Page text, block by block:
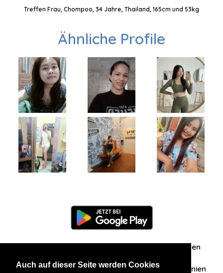
Auch auf dieser Seite werden Cookies
Treffen Frau, Chompoo, 34 Jahre, Thailand, 165cm und 53kg
Ähnliche Profile
Zuschriften/Erfahrungen
Datenschutzerklärung AGB Datenschutzrichtlinien